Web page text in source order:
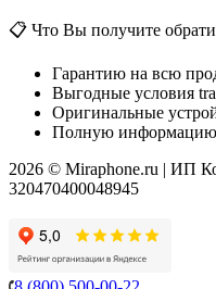
📋 Что Вы получите
Гарантию на всю
Выгодные условия
Оригинальные
Полную информацию
2026 © Miraphone.ru | ИП
320470400048945